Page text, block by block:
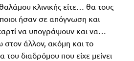
κλινικής είτε… θα τους
ήσαν σε απόγνωση και
να υπογράψουν και να…
άλλον, ακόμη και το
διαδρόμου που είχε μείνει